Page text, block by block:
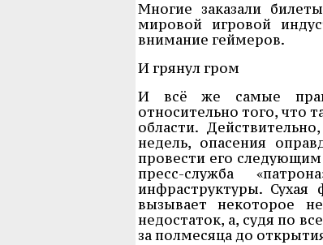
Многие заказали
мировой игровой
внимание геймеров.
И грянул гром
И всё же самые
относительно того, что
области.
недель, опасения
провести его
пресс-служба
инфраструктуры.
вызывает некоторое
недостаток, а, судя по
за полмесяца до